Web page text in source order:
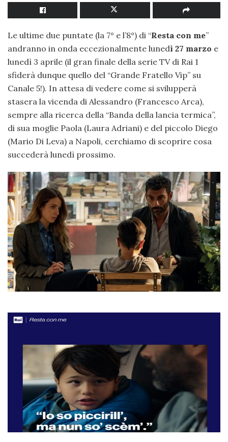
Le ultime due puntate (la 7° e l’8°) di “Resta con me”
andranno in onda eccezionalmente lunedì 27 marzo e
lunedì 3 aprile (il gran finale della serie TV di Rai 1
sfiderà dunque quello del “Grande Fratello Vip” su
Canale 5!). In attesa di vedere come si svilupperà
stasera la vicenda di Alessandro (Francesco Arca),
sempre alla ricerca della “Banda della lancia termica”,
di sua moglie Paola (Laura Adriani) e del piccolo Diego
(Mario Di Leva) a Napoli, cerchiamo di scoprire cosa
succederà lunedì prossimo.